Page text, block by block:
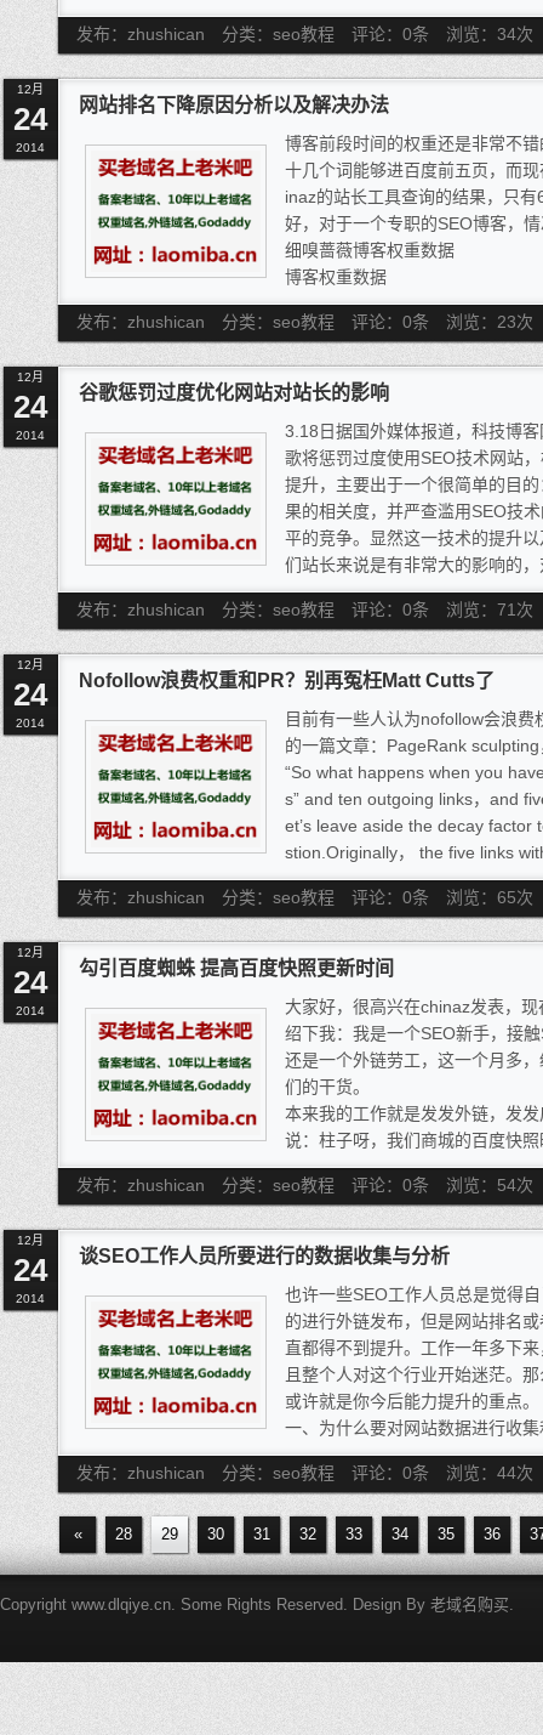
发外链儿，那就完全没有任何意
站内站外去全方面的给你做好。
er就发出网址关键词，问一句“几
发布：zhushican 分类：seo教程 评论：0条 浏览： 34次
12月
24
2014
网站排名下降原因分析以及解决办法
博客前段时间的权重还是非常不
十几个词能够进百度前五页，而
inaz的站长工具查询的结果，只
好，对于一个专职的SEO博客，
细嗅蔷薇博客权重数据
博客权重数据
这段时间一直比较忙，对于博客
秒收的，现在发的文章要好久才
权重上损失了不少，如何恢复排
排名自然就上来了。下面我分析
发布：zhushican 分类：seo教程 评论：0条 浏览： 23次
12月
24
2014
谷歌惩罚过度优化网站对站长的影响
3.18日据国外媒体报道，科技博
歌将惩罚过度使用SEO技术网站
提升，主要出于一个很简单的目
果的相关度，并严查滥用SEO技
平的竞争。显然这一技术的提升
们站长来说是有非常大的影响的
来说，这将是毁灭性的一个技术
一些想法。
从百度关于SEO的建议中我们知
设方案、用户互动传播等角度进
开的，能够对于我们站长产生影
发布：zhushican 分类：seo教程 评论：0条 浏览： 71 次
12月
24
2014
Nofollow浪费权重和PR？别再冤枉Matt Cutts了
目前有一些人认为nofollow会浪
的一篇文章：PageRank
“So what happens when you
s” and ten outgoing links，and
et’s leave aside the decay
stion.Originally， the five links
o points of PageRank each （in
n’t count toward the
the PageRank flows so that the
发布：zhushican 分类：seo教程 评论：0条 浏览： 65次
12月
24
2014
勾引百度蜘蛛 提高百度快照更新时间
大家好，很高兴在chinaz发表，
绍下我：我是一个SEO新手，接
还是一个外链劳工，这一个月多
们的干货。
本来我的工作就是发发外链，发
说：柱子呀，我们商城的百度快
法搞定它。我当时就傻了，哥的
没办法，他是老板，硬着头皮说
吧，男人不能说不行 ，第2天，
验，几乎所有的SEO-YY频道都
发布：zhushican 分类：seo教程 评论：0条 浏览： 54次
12月
24
2014
谈SEO工作人员所要进行的数据收集与分析
也许一些SEO工作人员总是觉得
的进行外链发布，但是网站排名
直都得不到提升。工作一年多下
且整个人对这个行业开始迷茫。
或许就是你今后能力提升的重点。
一、为什么要对网站数据进行收
引用一个同行的话说，一个一流
的SEO工作人员做的是内容更新
很好的把握到一些搜索引擎的规
求，从而让你找到流量和价值的
值。良好的数据收集和分析习惯
发布：zhushican 分类：seo教程 评论：0条 浏览： 44次
« 28 29 30 31 32 33 34 35 36
Copyright www.dlqiye.cn. Some Rights Reserved. Design By 老域名购买.